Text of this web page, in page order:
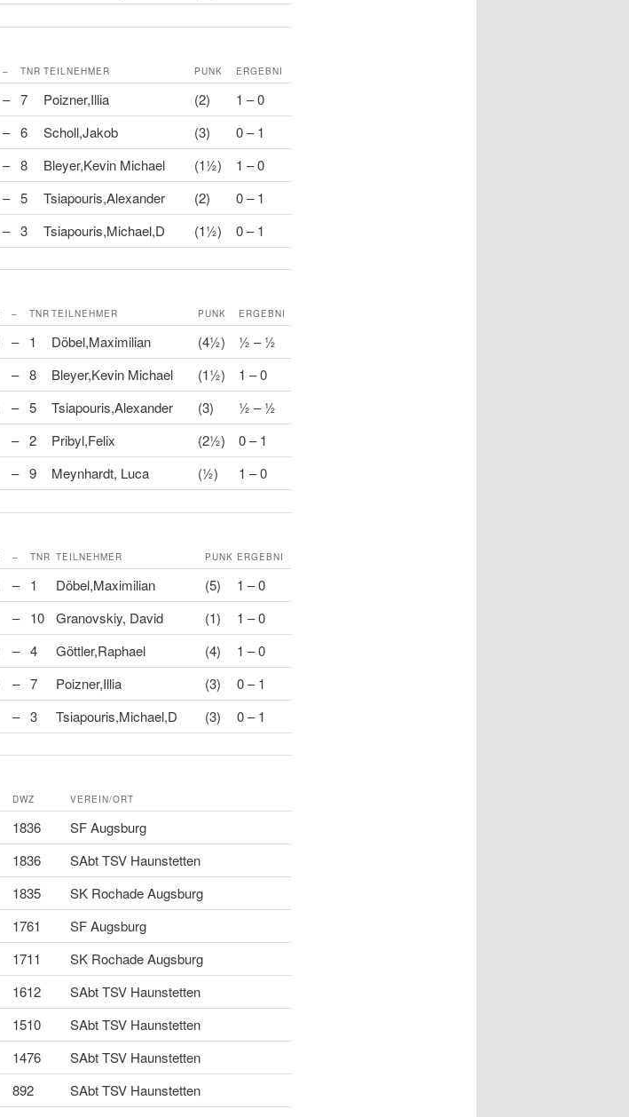
– TNR TEILNEHMER PUNK ERGEBNI
– 7 Poizner,Illia (2)
1 – 0
– 6 Scholl,Jakob (3)
0 – 1
– 8 Bleyer,Kevin Michael (1½)
1 – 0
– 5 Tsiapouris,Alexander (2)
0 – 1
– 3 Tsiapouris,Michael,D (1½) 0 – 1
– TNR TEILNEHMER PUNK ERGEBNI
– 1 Döbel,Maximilian (4½)
½ – ½
– 8 Bleyer,Kevin Michael (1½)
1 – 0
– 5 Tsiapouris,Alexander (3)
½ – ½
– 2 Pribyl,Felix (2½)
0 – 1
– 9 Meynhardt, Luca (½) 1 – 0
– TNR TEILNEHMER PUNK ERGEBNI
– 1 Döbel,Maximilian (5)
1 – 0
– 10 Granovskiy, David (1)
1 – 0
– 4 Göttler,Raphael (4)
1 – 0
– 7 Poizner,Illia (3)
0 – 1
– 3 Tsiapouris,Michael,D (3) 0 – 1
DWZ VEREIN/ORT
1836
SF Augsburg
1836
SAbt TSV Haunstetten
1835
SK Rochade Augsburg
1761
SF Augsburg
1711
SK Rochade Augsburg
1612
SAbt TSV Haunstetten
1510
SAbt TSV Haunstetten
1476
SAbt TSV Haunstetten
892
SAbt TSV Haunstetten